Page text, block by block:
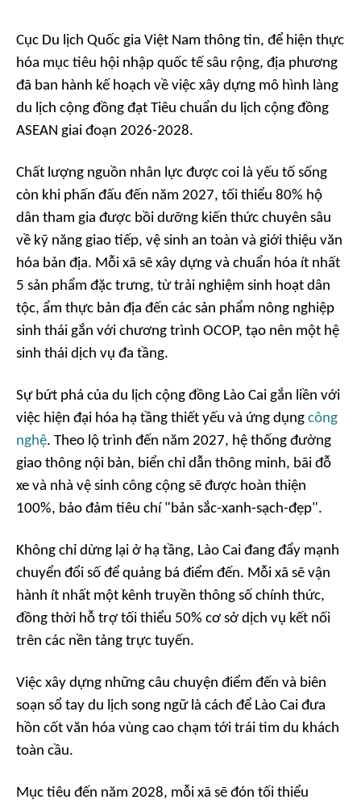
Cục Du lịch Quốc gia Việt Nam thông tin, để hiện thực
hóa mục tiêu hội nhập quốc tế sâu rộng, địa phương
đã ban hành kế hoạch về việc xây dựng mô hình làng
du lịch cộng đồng đạt Tiêu chuẩn du lịch cộng đồng
ASEAN giai đoạn 2026-2028.
Chất lượng nguồn nhân lực được coi là yếu tố sống
còn khi phấn đấu đến năm 2027, tối thiểu 80% hộ
dân tham gia được bồi dưỡng kiến thức chuyên sâu
về kỹ năng giao tiếp, vệ sinh an toàn và giới thiệu văn
hóa bản địa. Mỗi xã sẽ xây dựng và chuẩn hóa ít nhất
5 sản phẩm đặc trưng, từ trải nghiệm sinh hoạt dân
tộc, ẩm thực bản địa đến các sản phẩm nông nghiệp
sinh thái gắn với chương trình OCOP, tạo nên một hệ
sinh thái dịch vụ đa tầng.
Sự bứt phá của du lịch cộng đồng Lào Cai gắn liền với
việc hiện đại hóa hạ tầng thiết yếu và ứng dụng công
nghệ. Theo lộ trình đến năm 2027, hệ thống đường
giao thông nội bản, biển chỉ dẫn thông minh, bãi đỗ
xe và nhà vệ sinh công cộng sẽ được hoàn thiện
100%, bảo đảm tiêu chí "bản sắc-xanh-sạch-đẹp".
Không chỉ dừng lại ở hạ tầng, Lào Cai đang đẩy mạnh
chuyển đổi số để quảng bá điểm đến. Mỗi xã sẽ vận
hành ít nhất một kênh truyền thông số chính thức,
đồng thời hỗ trợ tối thiểu 50% cơ sở dịch vụ kết nối
trên các nền tảng trực tuyến.
Việc xây dựng những câu chuyện điểm đến và biên
soạn sổ tay du lịch song ngữ là cách để Lào Cai đưa
hồn cốt văn hóa vùng cao chạm tới trái tim du khách
toàn cầu.
Mục tiêu đến năm 2028, mỗi xã sẽ đón tối thiểu